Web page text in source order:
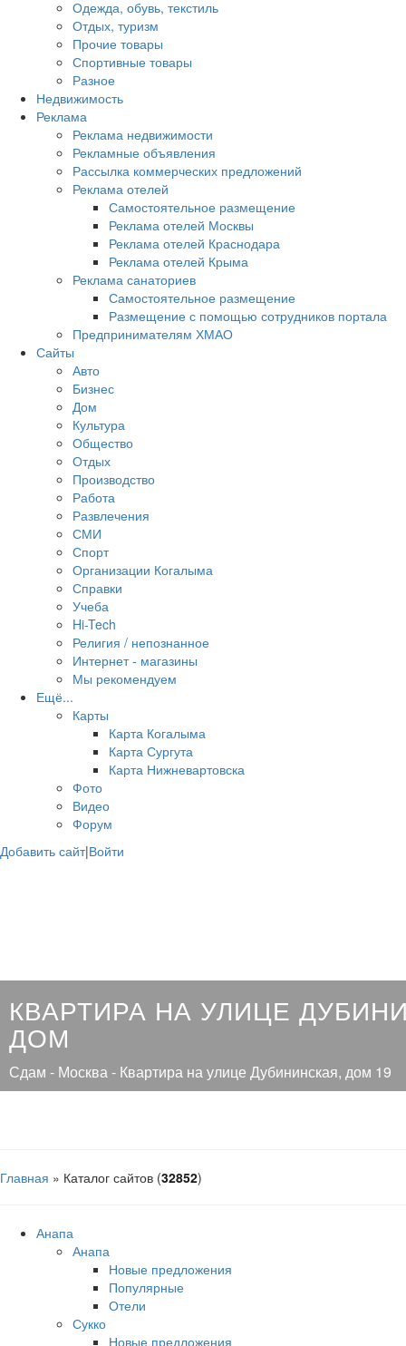
Одежда, обувь, текстиль
Отдых, туризм
Прочие товары
Спортивные товары
Разное
Недвижимость
Реклама
Реклама недвижимости
Рекламные объявления
Рассылка коммерческих предложений
Реклама отелей
Самостоятельное размещение
Реклама отелей Москвы
Реклама отелей Краснодара
Реклама отелей Крыма
Реклама санаториев
Самостоятельное размещение
Размещение с помощью сотрудников портала
Предпринимателям ХМАО
Сайты
Авто
Бизнес
Дом
Культура
Общество
Отдых
Производство
Работа
Развлечения
СМИ
Спорт
Организации Когалыма
Справки
Учеба
Hi-Tech
Религия / непознанное
Интернет - магазины
Мы рекомендуем
Ещё...
Карты
Карта Когалыма
Карта Сургута
Карта Нижневартовска
Фото
Видео
Форум
Добавить сайт|Войти
КВАРТИРА НА УЛИЦЕ
ДОМ
Сдам - Москва - Квартира на улице Дубининская, дом 19
Главная » Каталог сайтов (32852)
Анапа
Анапа
Новые предложения
Популярные
Отели
Сукко
Новые предложения